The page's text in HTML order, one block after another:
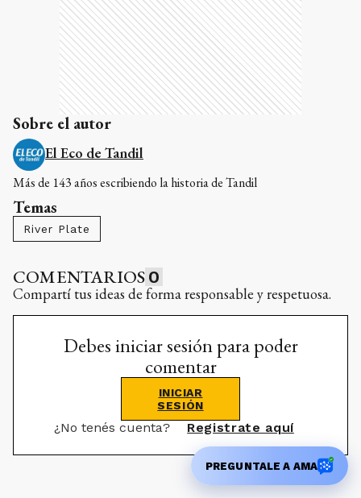
Sobre el autor
El Eco de Tandil
Más de 143 años escribiendo la historia de Tandil
Temas
River Plate
COMENTARIOS 0
Compartí tus ideas de forma responsable y respetuosa.
Debes iniciar sesión para poder
comentar
INICIAR
SESIÓN
¿No tenés cuenta? Registrate aquí
PREGUNTALE A AMA